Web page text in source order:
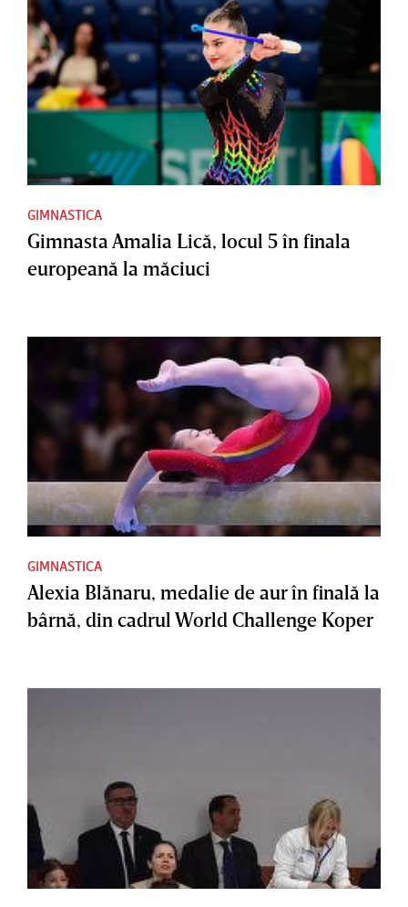
GIMNASTICA
Gimnasta Amalia Lică, locul 5 în finala
europeană la măciuci
GIMNASTICA
Alexia Blănaru, medalie de aur în finală la
bârnă, din cadrul World Challenge Koper